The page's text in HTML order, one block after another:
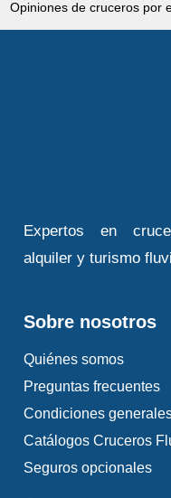
Opiniones de cruceros por
Expertos en
alquiler y turismo
Sobre nosotros
Quiénes somos
Preguntas frecuentes
Condiciones
Catálogos Cruceros
Seguros opcionales